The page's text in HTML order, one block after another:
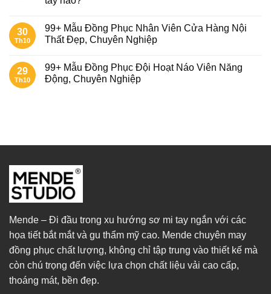
30
Th10
99+ Mẫu Đồng Phục Nhân Viên Cửa Hàng Nội
Thất Đẹp, Chuyên Nghiệp
29
Th10
99+ Mẫu Đồng Phục Đội Hoạt Náo Viên Năng
Động, Chuyên Nghiệp
Mende – Đi đầu trong xu hướng sơ mi tay ngắn với các
họa tiết bắt mắt và gu thẩm mỹ cao. Mende chuyên may
đồng phục chất lượng, không chỉ tập trung vào thiết kế mà
còn chú trọng đến việc lựa chọn chất liệu vải cao cấp,
thoáng mát, bền đẹp.